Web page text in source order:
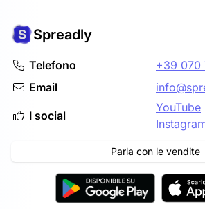
Spreadly
Telefono
+39 070
Email
I social
YouTube
Parla con le vendite